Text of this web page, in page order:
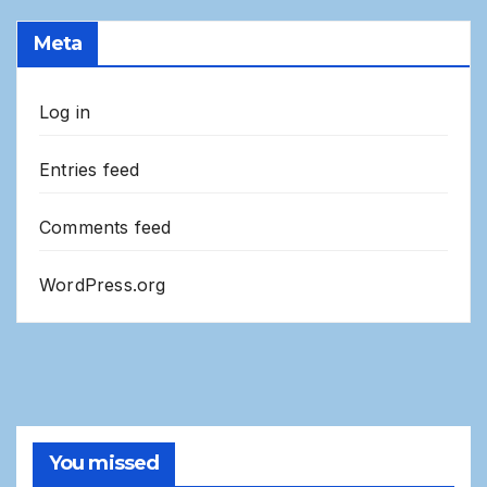
Meta
Log in
Entries feed
Comments feed
WordPress.org
You missed